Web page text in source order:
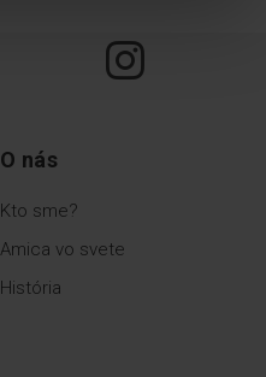
O nás
Kto sme?
Amica vo svete
História